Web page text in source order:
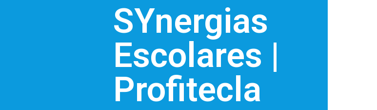
SYnergias
Escolares |
Profitecla